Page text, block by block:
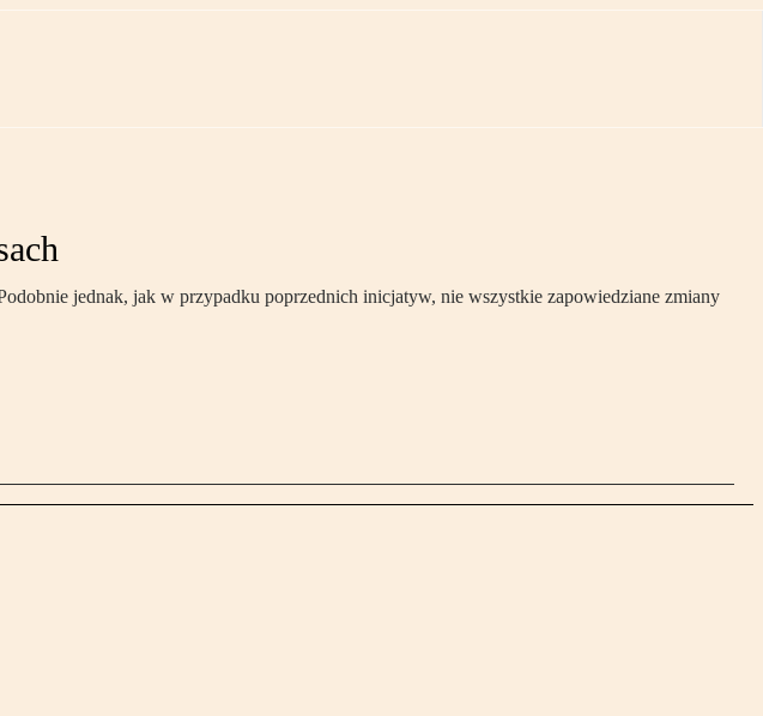
jednak, jak w przypadku poprzednich inicjatyw, nie wszystkie zapowiedziane zmiany